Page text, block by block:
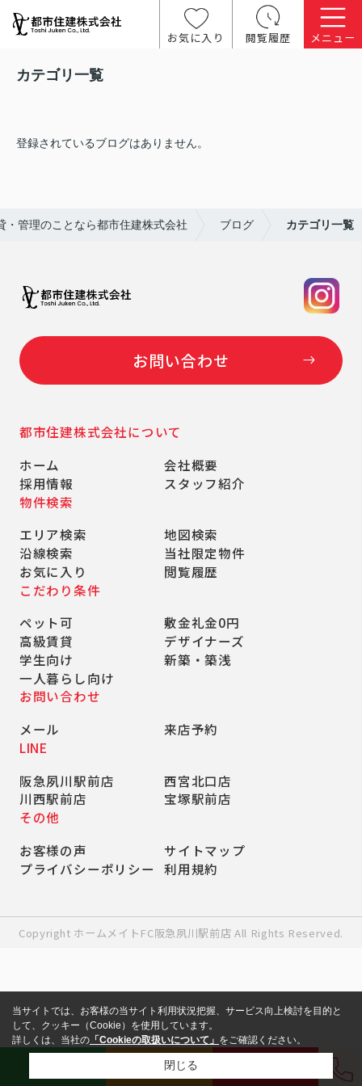
お気に入り 閲覧履歴 メニュー
カテゴリ一覧
登録されているブログはありません。
・管理のことなら都市住建株式会社 ブログ カテゴリ一覧
お問い合わせ
都市住建株式会社について
ホーム
会社概要
採用情報
スタッフ紹介
物件検索
エリア検索
地図検索
沿線検索
当社限定物件
お気に入り
閲覧履歴
こだわり条件
ペット可
敷金礼金0円
高級賃貸
デザイナーズ
学生向け
新築・築浅
一人暮らし向け
お問い合わせ
メール
来店予約
LINE
阪急夙川駅前店
西宮北口店
川西駅前店
宝塚駅前店
その他
お客様の声
サイトマップ
プライバシーポリシー
利用規約
Copyright ホームメイトFC阪急夙川駅前店 All Rights Reserved.
来店予約
当サイトでは、お客様の当サイト利用状況把握、サービス向上検討を目的と
して、クッキー（Cookie）を使用しています。
詳しくは、当社の 「Cookieの取扱いについて」 をご確認ください。
閉じる